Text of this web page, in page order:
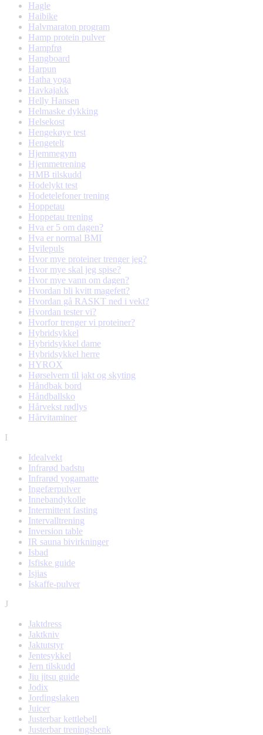
Hagle
Haibike
Halvmaraton program
Hamp protein pulver
Hampfrø
Hangboard
Harpun
Hatha yoga
Havkajakk
Helly Hansen
Helmaske dykking
Helsekost
Hengekøye test
Hengetelt
Hjemmegym
Hjemmetrening
HMB tilskudd
Hodelykt test
Hodetelefoner trening
Hoppetau
Hoppetau trening
Hva er 5 om dagen?
Hva er normal BMI
Hvilepuls
Hvor mye proteiner trenger jeg?
Hvor mye skal jeg spise?
Hvor mye vann om dagen?
Hvordan bli kvitt magefett?
Hvordan gå RASKT ned i vekt?
Hvordan tester vi?
Hvorfor trenger vi proteiner?
Hybridsykkel
Hybridsykkel dame
Hybridsykkel herre
HYROX
Hørselvern til jakt og skyting
Håndbak bord
Håndballsko
Hårvekst rødlys
Hårvitaminer
I
Idealvekt
Infrarød badstu
Infrarød yogamatte
Ingefærpulver
Innebandykolle
Intermittent fasting
Intervalltrening
Inversion table
IR sauna bivirkninger
Isbad
Isfiske guide
Isjias
Iskaffe-pulver
J
Jaktdress
Jaktkniv
Jaktutstyr
Jentesykkel
Jern tilskudd
Jiu jitsu guide
Jodix
Jordingslaken
Juicer
Justerbar kettlebell
Justerbar treningsbenk